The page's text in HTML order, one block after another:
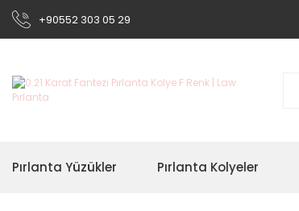
+90552 303 05 29
Pırlanta Yüzükler Pırlanta Kolyeler